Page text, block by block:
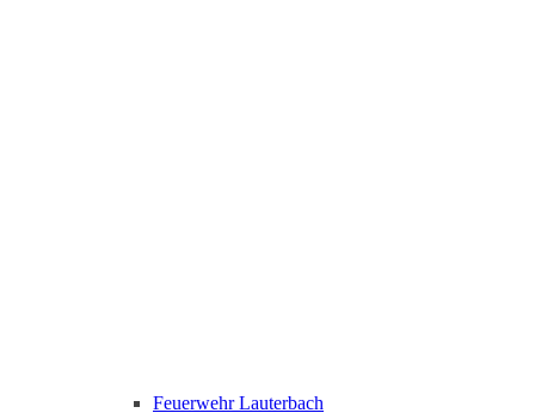
Feuerwehr Lauterbach